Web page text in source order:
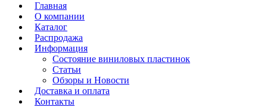
Главная
О компании
Каталог
Распродажа
Информация
Состояние виниловых пластинок
Статьи
Обзоры и Новости
Доставка и оплата
Контакты